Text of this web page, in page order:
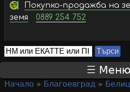
Покупко-продажба на
земя
0889 254 752
S
e
Т
ъ
с
Меню
Начало » Благоевград »